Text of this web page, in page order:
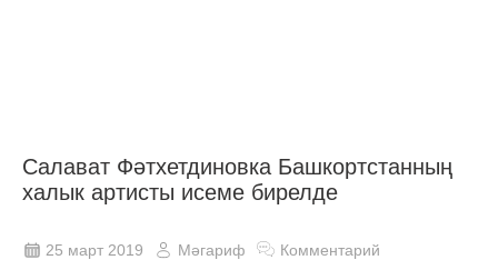
Салават Фәтхетдиновка Башкортстанның
халык артисты исеме бирелде
25 март 2019 Мәгариф Комментарий